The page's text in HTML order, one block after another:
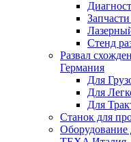
Стенд
Развал
Германия
Для
Для
Для
Станок для
Оборудование